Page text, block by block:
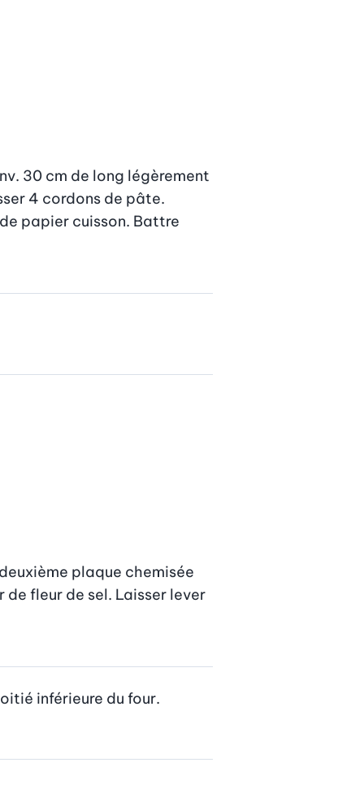
30 cm de long légèrement
4 cordons de pâte.
papier cuisson. Battre
plaque chemisée
fleur de sel. Laisser lever
inférieure du four.